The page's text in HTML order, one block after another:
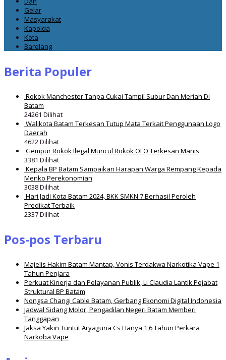
Gelar
Masyarakat
Kapolda
Kota
Barelang
Berita Populer
Rokok Manchester Tanpa Cukai Tampil Subur Dan Meriah Di
Batam
24261 Dilihat
Walikota Batam Terkesan Tutup Mata Terkait Penggunaan Logo
Daerah
4622 Dilihat
Gempur Rokok Ilegal Muncul Rokok OFO Terkesan Manis
3381 Dilihat
Kepala BP Batam Sampaikan Harapan Warga Rempang Kepada
Menko Perekonomian
3038 Dilihat
Hari Jadi Kota Batam 2024, BKK SMKN 7 Berhasil Peroleh
Predikat Terbaik
2337 Dilihat
Pos-pos Terbaru
Majelis Hakim Batam Mantap, Vonis Terdakwa Narkotika Vape 1
Tahun Penjara
Perkuat Kinerja dan Pelayanan Publik, Li Claudia Lantik Pejabat
Struktural BP Batam
Nongsa Changi Cable Batam, Gerbang Ekonomi Digital Indonesia
Jadwal Sidang Molor, Pengadilan Negeri Batam Memberi
Tanggapan
Jaksa Yakin Tuntut Aryaguna Cs Hanya 1,6 Tahun Perkara
Narkoba Vape